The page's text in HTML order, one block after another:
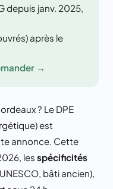
depuis janv. 2025,
après le
→
? Le DPE
est
annonce. Cette
les spécificités
bâti ancien),